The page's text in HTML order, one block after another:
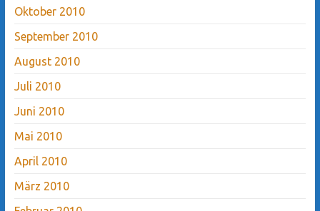
Oktober 2010
September 2010
August 2010
Juli 2010
Juni 2010
Mai 2010
April 2010
März 2010